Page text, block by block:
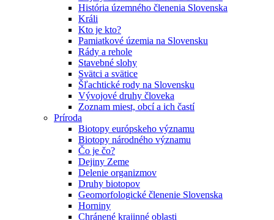
História územného členenia Slovenska
Králi
Kto je kto?
Pamiatkové územia na Slovensku
Rády a rehole
Stavebné slohy
Svätci a svätice
Šľachtické rody na Slovensku
Vývojové druhy človeka
Zoznam miest, obcí a ich častí
Príroda
Biotopy európskeho významu
Biotopy národného významu
Čo je čo?
Dejiny Zeme
Delenie organizmov
Druhy biotopov
Geomorfologické členenie Slovenska
Horniny
Chránené krajinné oblasti